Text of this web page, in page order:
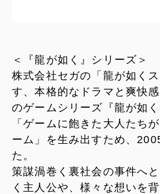
＜『龍が如く』シリーズ＞
株式会社セガの「龍が如く
す、本格的なドラマと爽快
のゲームシリーズ『龍が如く
「ゲームに飽きた大人たち
ーム」を生み出すため、
た。
策謀渦巻く裏社会の事件へ
く主人公や、様々な想いを